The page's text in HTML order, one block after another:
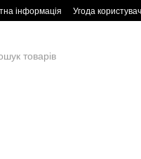
інформація Угода